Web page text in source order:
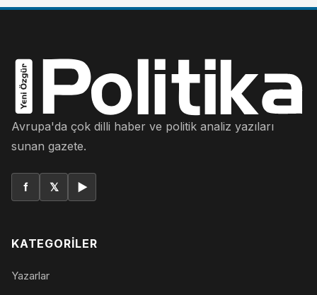
Avrupa'da çok dilli haber ve politik analiz yazıları
sunan gazete.
f 𝕏 ▶
KATEGORILER
Yazarlar